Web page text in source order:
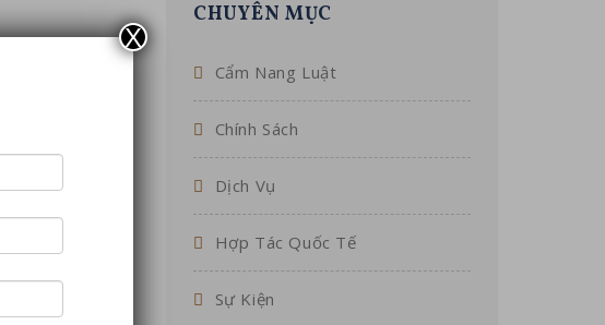
CHUYÊN MỤC
Cẩm Nang Luật
Chính Sách
Dịch Vụ
Hợp Tác Quốc Tế
Sự Kiện
X